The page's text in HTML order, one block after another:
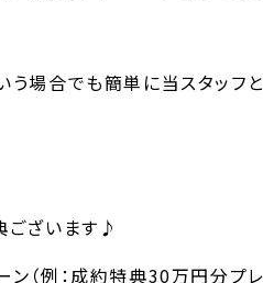
場合でも簡単に当スタッフと
ございます♪
（例：成約特典30万円分プレ